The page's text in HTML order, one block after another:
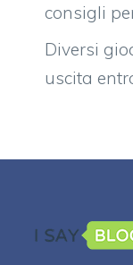
consigli
Diversi
uscita